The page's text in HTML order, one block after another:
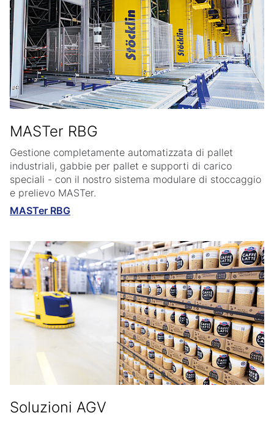
MASTer RBG
Gestione completamente automatizzata di pallet
industriali, gabbie per pallet e supporti di carico
speciali - con il nostro sistema modulare di stoccaggio
e prelievo MASTer.
MASTer RBG
Soluzioni AGV